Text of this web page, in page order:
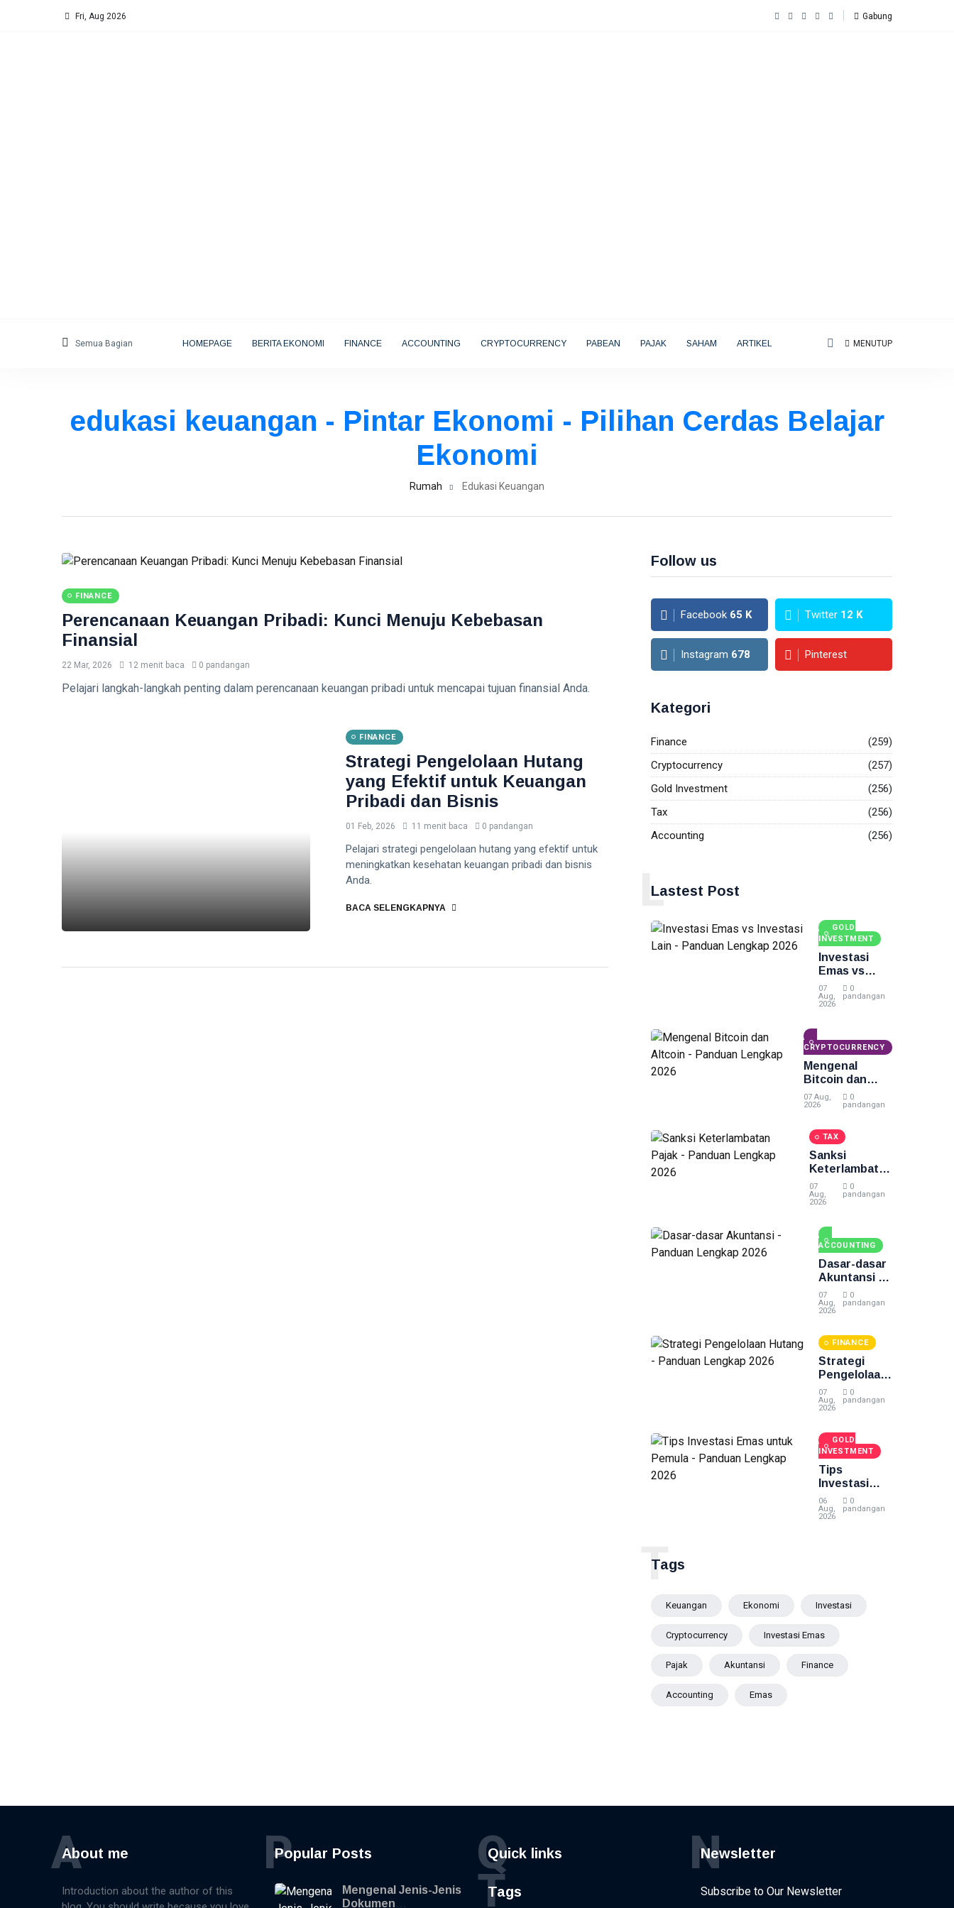
Fri, Aug 2026 Gabung
Semua Bagian HOMEPAGE BERITA EKONOMI FINANCE ACCOUNTING CRYPTOCURRENCY PABEAN PAJAK SAHAM ARTIKEL MENUTUP
edukasi keuangan - Pintar Ekonomi - Pilihan Cerdas Belajar
Ekonomi
Rumah Edukasi Keuangan
FINANCE
Perencanaan Keuangan Pribadi: Kunci Menuju Kebebasan
Finansial
22 Mar, 2026 12 menit baca 0 pandangan
Pelajari langkah-langkah penting dalam perencanaan keuangan pribadi untuk mencapai tujuan finansial Anda.
FINANCE
Strategi Pengelolaan Hutang
yang Efektif untuk Keuangan
Pribadi dan Bisnis
01 Feb, 2026 11 menit baca 0 pandangan
Pelajari strategi pengelolaan hutang yang efektif untuk
meningkatkan kesehatan keuangan pribadi dan bisnis
Anda.
BACA SELENGKAPNYA
Follow us
Facebook 65 K Twitter 12 K
Instagram 678 Pinterest
Kategori
Finance
(259)
Cryptocurrency
(257)
Gold Investment
(256)
Tax
(256)
Accounting
(256)
Lastest Post
L
GOLD
INVESTMENT
Investasi
Emas vs
Investasi
Lain -
2026
07
Aug,
2026
0
pandangan
CRYPTOCURRENCY
Mengenal
Bitcoin dan
Altcoin -
Panduan
07 Aug,
2026
0
pandangan
TAX
Sanksi
Keterlambatan
Pajak -
Panduan
07
Aug,
2026
0
pandangan
ACCOUNTING
Dasar-dasar
Akuntansi -
Panduan
Lengkap
07
Aug,
2026
0
pandangan
FINANCE
Strategi
Pengelolaan
Hutang -
Panduan
07
Aug,
2026
0
pandangan
GOLD
INVESTMENT
Tips
Investasi
Emas untuk
Pemula -
06
Aug,
2026
0
pandangan
Tags
T
Keuangan Ekonomi Investasi
Cryptocurrency Investasi Emas
Pajak Akuntansi Finance
Accounting Emas
About me
A
Introduction about the author of this
Popular Posts
P
Mengenal Jenis-Jenis
Dokumen
Quick links
Q
Tags
T
Newsletter
N
Subscribe to Our Newsletter